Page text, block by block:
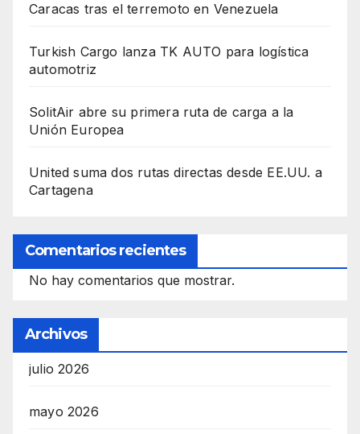
Caracas tras el terremoto en Venezuela
Turkish Cargo lanza TK AUTO para logística
automotriz
SolitAir abre su primera ruta de carga a la
Unión Europea
United suma dos rutas directas desde EE.UU. a
Cartagena
Comentarios recientes
No hay comentarios que mostrar.
Archivos
julio 2026
mayo 2026